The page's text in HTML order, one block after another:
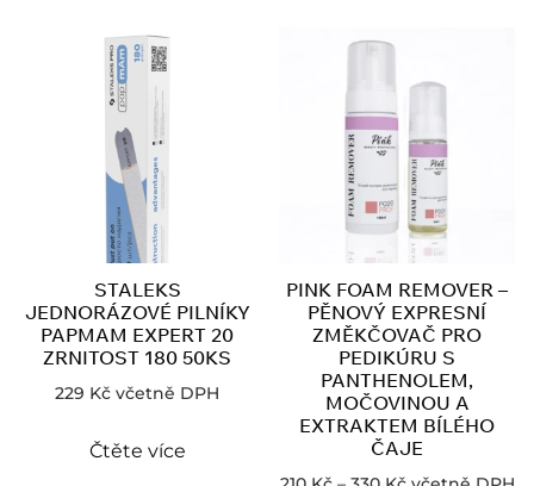
STALEKS
JEDNORÁZOVÉ PILNÍKY
PAPMAM EXPERT 20
ZRNITOST 180 50KS
229 Kč včetně DPH
Čtěte více
PINK FOAM REMOVER –
PĚNOVÝ EXPRESNÍ
ZMĚKČOVAČ PRO
PEDIKÚRU S
PANTHENOLEM,
MOČOVINOU A
EXTRAKTEM BÍLÉHO
ČAJE